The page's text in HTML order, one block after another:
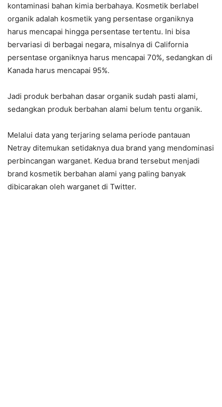
kontaminasi bahan kimia berbahaya. Kosmetik berlabel
organik adalah kosmetik yang persentase organiknya
harus mencapai hingga persentase tertentu. Ini bisa
bervariasi di berbagai negara, misalnya di California
persentase organiknya harus mencapai 70%, sedangkan di
Kanada harus mencapai 95%.
Jadi produk berbahan dasar organik sudah pasti alami,
sedangkan produk berbahan alami belum tentu organik.
Melalui data yang terjaring selama periode pantauan
Netray ditemukan setidaknya dua brand yang mendominasi
perbincangan warganet. Kedua brand tersebut menjadi
brand kosmetik berbahan alami yang paling banyak
dibicarakan oleh warganet di Twitter.